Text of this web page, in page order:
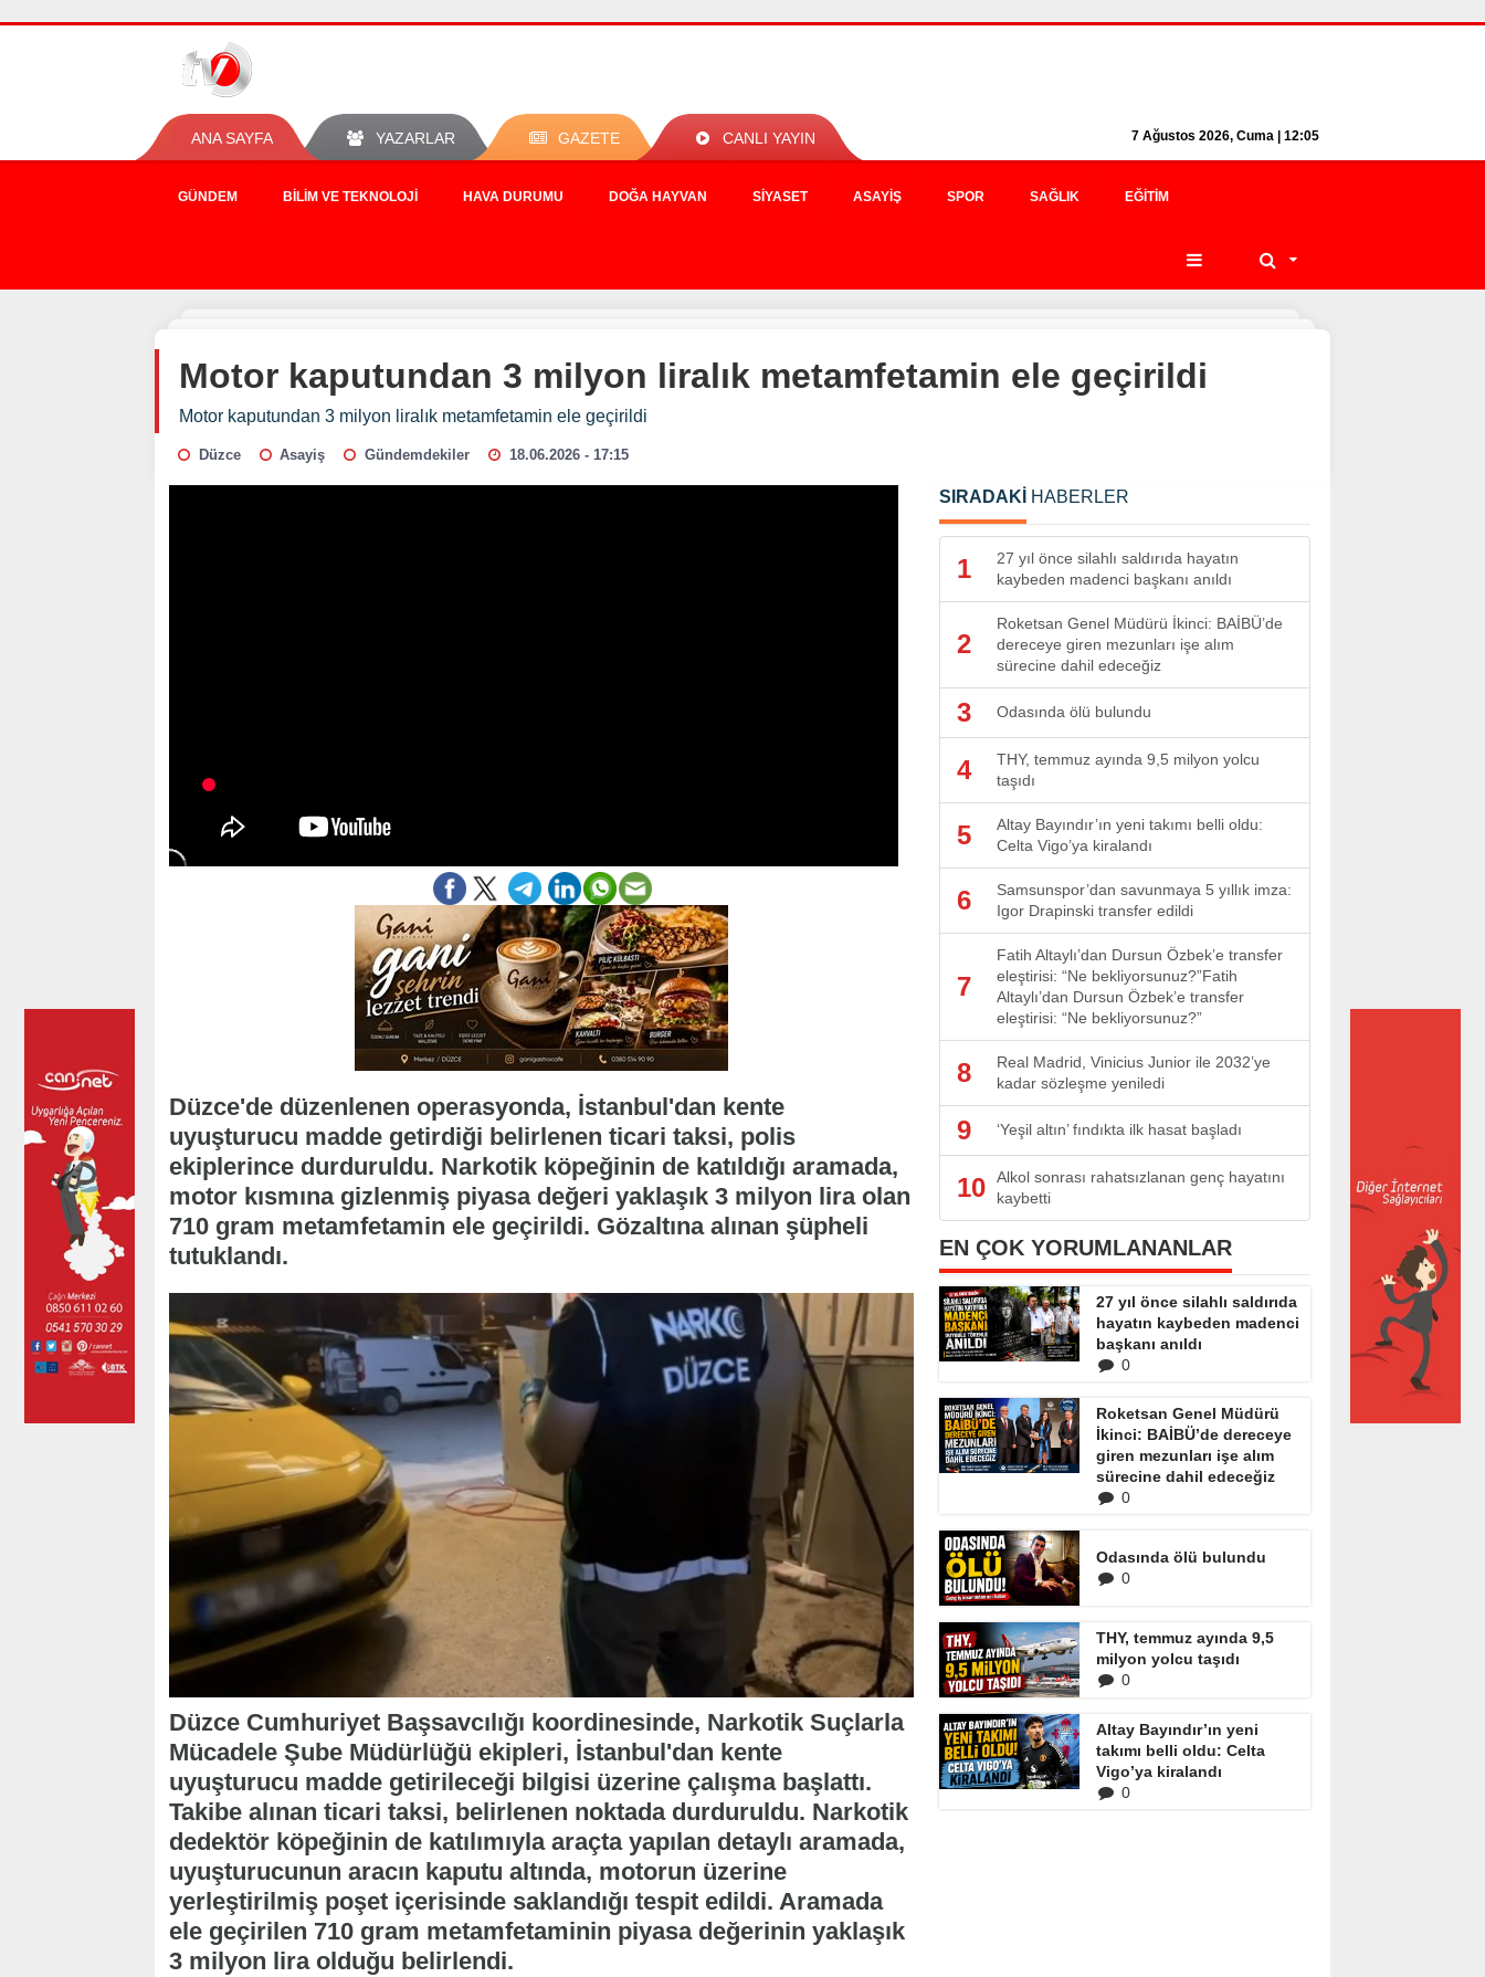
ANA SAYFA YAZARLAR GAZETE CANLI YAYIN 7 Ağustos 2026, Cuma | 12:05
GÜNDEM BILIM VE TEKNOLOJI HAVA DURUMU DOĞA HAYVAN SIYASET ASAYIŞ SPOR SAĞLIK EĞITIM
Motor kaputundan 3 milyon liralık metamfetamin ele geçirildi
Motor kaputundan 3 milyon liralık metamfetamin ele geçirildi
Düzce Asayiş Gündemdekiler 18.06.2026 - 17:15
Düzce'de düzenlenen operasyonda, İstanbul'dan kente
uyuşturucu madde getirdiği belirlenen ticari taksi, polis
ekiplerince durduruldu. Narkotik köpeğinin de katıldığı aramada,
motor kısmına gizlenmiş piyasa değeri yaklaşık 3 milyon lira olan
710 gram metamfetamin ele geçirildi. Gözaltına alınan şüpheli
tutuklandı.
Düzce Cumhuriyet Başsavcılığı koordinesinde, Narkotik Suçlarla
Mücadele Şube Müdürlüğü ekipleri, İstanbul'dan kente
uyuşturucu madde getirileceği bilgisi üzerine çalışma başlattı.
Takibe alınan ticari taksi, belirlenen noktada durduruldu. Narkotik
dedektör köpeğinin de katılımıyla araçta yapılan detaylı aramada,
uyuşturucunun aracın kaputu altında, motorun üzerine
yerleştirilmiş poşet içerisinde saklandığı tespit edildi. Aramada
ele geçirilen 710 gram metamfetaminin piyasa değerinin yaklaşık
3 milyon lira olduğu belirlendi.
SIRADAKİ HABERLER
1
27 yıl önce silahlı saldırıda hayatın
kaybeden madenci başkanı anıldı
2
Roketsan Genel Müdürü İkinci: BAİBÜ’de
dereceye giren mezunları işe alım
sürecine dahil edeceğiz
3 Odasında ölü bulundu
4
THY, temmuz ayında 9,5 milyon yolcu
taşıdı
5
Altay Bayındır’ın yeni takımı belli oldu:
Celta Vigo’ya kiralandı
6
Samsunspor’dan savunmaya 5 yıllık imza:
Igor Drapinski transfer edildi
7
Fatih Altaylı’dan Dursun Özbek’e transfer
eleştirisi: “Ne bekliyorsunuz?”Fatih
Altaylı’dan Dursun Özbek’e transfer
eleştirisi: “Ne bekliyorsunuz?”
8
Real Madrid, Vinicius Junior ile 2032’ye
kadar sözleşme yeniledi
9 ‘Yeşil altın’ fındıkta ilk hasat başladı
10
Alkol sonrası rahatsızlanan genç hayatını
kaybetti
EN ÇOK YORUMLANANLAR
27 yıl önce silahlı saldırıda
hayatın kaybeden madenci
başkanı anıldı
0
Roketsan Genel Müdürü
İkinci: BAİBÜ’de dereceye
giren mezunları işe alım
sürecine dahil edeceğiz
0
Odasında ölü bulundu
0
THY, temmuz ayında 9,5
milyon yolcu taşıdı
0
Altay Bayındır’ın yeni
takımı belli oldu: Celta
Vigo’ya kiralandı
0